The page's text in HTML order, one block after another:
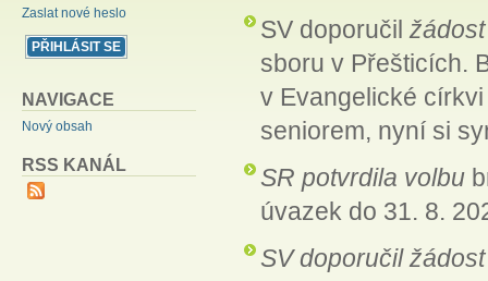
Zaslat nové heslo
NAVIGACE
Nový obsah
RSS KANÁL
SV doporučil
sboru v Přešticích.
v Evangelické
seniorem, nyní si
SR potvrdila volbu
úvazek do 31. 8.
SV doporučil